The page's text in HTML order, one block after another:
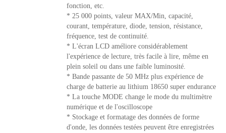
fonction, etc.
* 25 000 points, valeur MAX/Min, capacité,
courant, température, diode, tension, résistance,
fréquence, test de continuité.
* L'écran LCD améliore considérablement
l'expérience de lecture, très facile à lire, même en
plein soleil ou dans une faible luminosité.
* Bande passante de 50 MHz plus expérience de
charge de batterie au lithium 18650 super endurance
* La touche MODE change le mode du multimètre
numérique et de l'oscilloscope
* Stockage et formatage des données de forme
d'onde, les données testées peuvent être enregistrées